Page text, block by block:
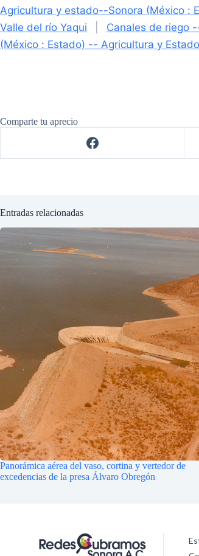
Agricultura y estado--Sonora (México :
Valle del río Yaqui
Canales de riego
(México : Estado) -- Agricultura y Estado
Comparte tu aprecio
Entradas relacionadas
Panorámica aérea del vaso, cortina y vertedor de
excedencias de la presa Álvaro Obregón